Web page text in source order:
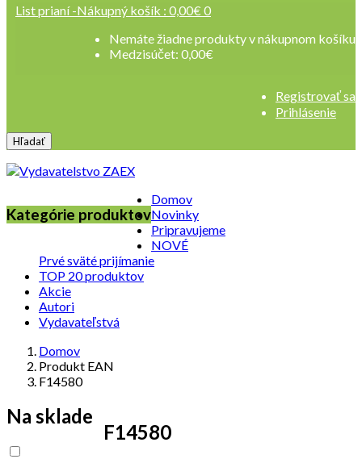
Nákupný košík : 0,00€ 0
Nemáte žiadne produkty v nákupnom košíku
Medzisúčet: 0,00€
List prianí -
Registrovať sa
Prihlásenie
Hľadať
Kategórie produktov
Domov
Novinky
Pripravujeme
NOVÉ
Prvé sväté prijímanie
TOP 20 produktov
Akcie
Autori
Vydavateľstvá
Domov
Produkt EAN
F14580
F14580
Na sklade